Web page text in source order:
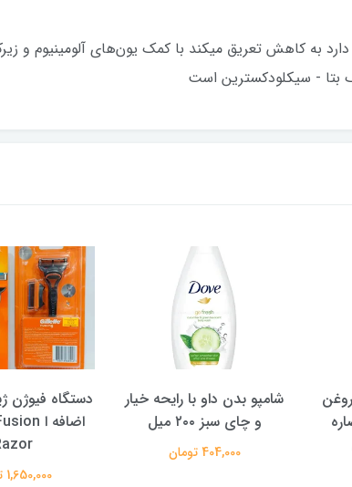
بتا - سیکلودکسترین است
خیار
دستگاه فیوژن ژیلت + یدک
اضافه ا Gillette Fusion
Razor
شامپو
AND
VITALITY حجم 400 میل
291,000 تومان